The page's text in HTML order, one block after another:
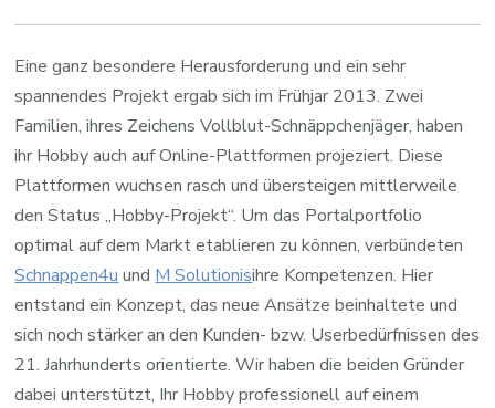
Eine ganz besondere Herausforderung und ein sehr
spannendes Projekt ergab sich im Frühjar 2013. Zwei
Familien, ihres Zeichens Vollblut-Schnäppchenjäger, haben
ihr Hobby auch auf Online-Plattformen projeziert. Diese
Plattformen wuchsen rasch und übersteigen mittlerweile
den Status „Hobby-Projekt“. Um das Portalportfolio
optimal auf dem Markt etablieren zu können, verbündeten
Schnappen4u und M Solutionisihre Kompetenzen. Hier
entstand ein Konzept, das neue Ansätze beinhaltete und
sich noch stärker an den Kunden- bzw. Userbedürfnissen des
21. Jahrhunderts orientierte. Wir haben die beiden Gründer
dabei unterstützt, Ihr Hobby professionell auf einem